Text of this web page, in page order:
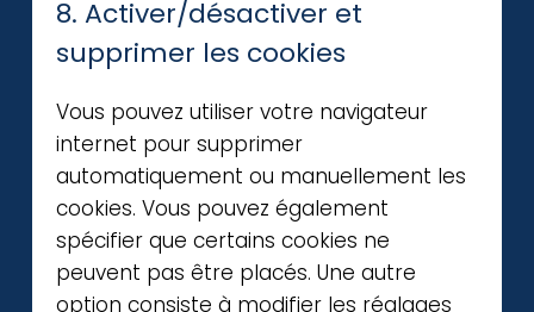
8. Activer/désactiver et
supprimer les cookies
Vous pouvez utiliser votre navigateur
internet pour supprimer
automatiquement ou manuellement les
cookies. Vous pouvez également
spécifier que certains cookies ne
peuvent pas être placés. Une autre
option consiste à modifier les réglages